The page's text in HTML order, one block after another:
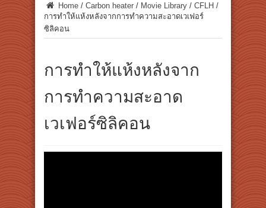
Home / Carbon heater / Movie Library / CFLH /
การทำให้แห้งหลังจากการทำความสะอาดเวเฟอร์
ซิลิคอน
การทำให้แห้งหลังจาก
การทำความสะอาด
เวเฟอร์ซิลิคอน